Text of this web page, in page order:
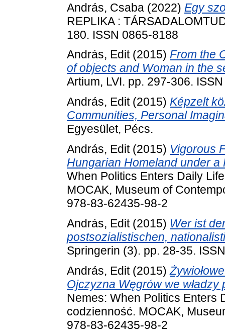
András, Csaba (2022) Egy
REPLIKA :
180. ISSN 0865-8188
András, Edit(2015) From the
of objects and Woman in the
Artium, LVI. pp. 297-306.
András, Edit(2015) Képzelt
Communities, Personal
Egyesület, Pécs.
András, Edit(2015) Vigorous
Hungarian Homeland under a
When Politics Enters Daily
MOCAK, Museum of
978-83-62435-98-2
András, Edit(2015) Wer ist
postsozialistischen,
Springerin (3). pp. 28-35.
András, Edit(2015)
Ojczyzna Węgrów we
Nemes: When Politics Enters
codzienność. MOCAK,
978-83-62435-98-2